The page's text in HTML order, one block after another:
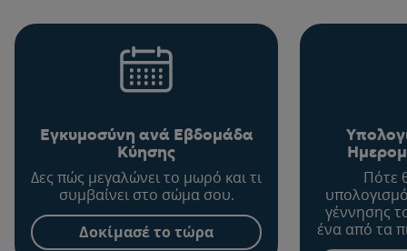
Εγκυμοσύνη ανά Εβδομάδα
Κύησης
Δες πώς μεγαλώνει το μωρό και τι
συμβαίνει στο σώμα σου.
Δοκίμασέ το τώρα
Πότε
γέννησης
ένα από τα